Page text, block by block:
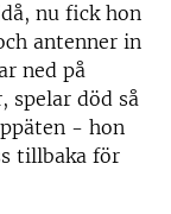
nu fick hon
antenner in
ned på
spelar död så
- hon
tillbaka för